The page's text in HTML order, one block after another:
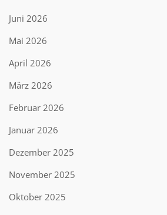
Juni 2026
Mai 2026
April 2026
März 2026
Februar 2026
Januar 2026
Dezember 2025
November 2025
Oktober 2025